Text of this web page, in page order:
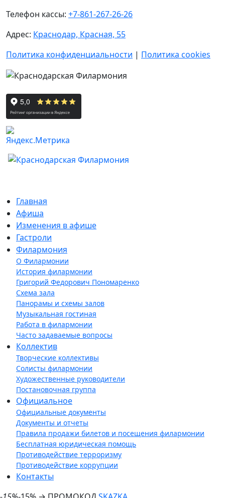
Телефон кассы: +7-861-267-26-26
Адрес: Краснодар, Красная, 55
Политика конфиденциальности | Политика cookies
Главная
Афиша
Изменения в афише
Гастроли
Филармония
О Филармонии
История филармонии
Григорий Федорович Пономаренко
Схема зала
Панорамы и схемы залов
Музыкальная гостиная
Работа в филармонии
Часто задаваемые вопросы
Коллектив
Творческие коллективы
Солисты филармонии
Художественные руководители
Постановочная группа
Официальное
Официальные документы
Документы и отчеты
Правила продажи билетов и посещения филармонии
Бесплатная юридическая помощь
Противодействие терроризму
Противодействие коррупции
Контакты